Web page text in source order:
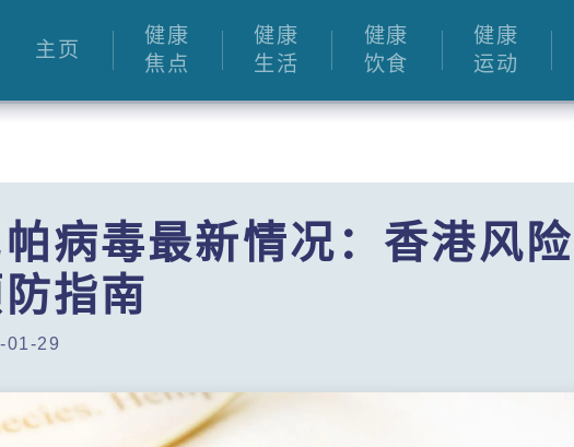
主页
健康
焦点
健康
生活
健康
饮食
健康
运动
病毒最新情况：香港风
指南
01-29